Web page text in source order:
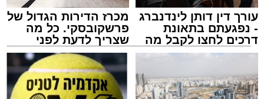
זה היה ארוע יוצא דופן. בלי מילים.
עורך דין דותן לינדנברג
- נפגעתם בתאונת
דרכים לחצו לקבל מה
שמגיע לכם
מכרז הדירות הגדול של
פרשקובסקי. כל מה
שצריך לדעת לפני
שמגישים הצעה לדירה
באשדוד